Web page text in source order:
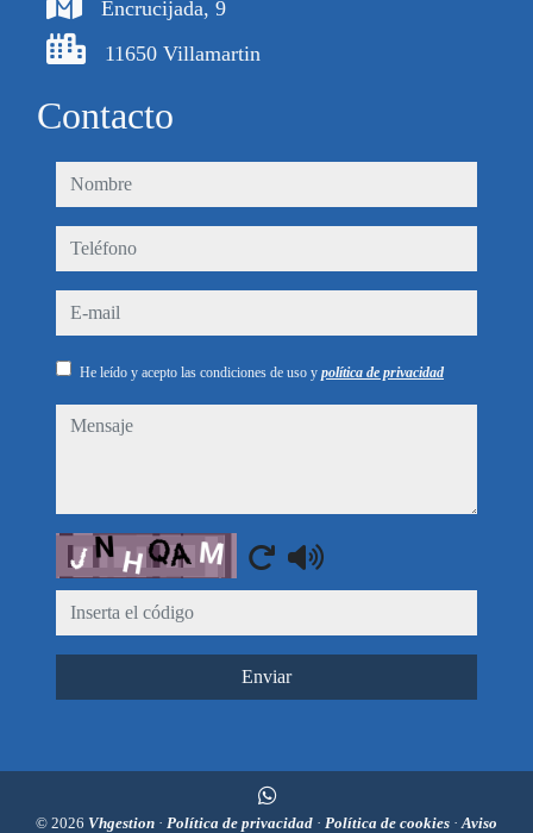
Encrucijada, 9
11650 Villamartin
Contacto
nombre
teléfono
e-mail
He leído y acepto las condiciones de uso y política de privacidad
mensaje
Captcha
Enviar
© 2026 Vhgestion · Política de privacidad · Política de cookies ·Aviso